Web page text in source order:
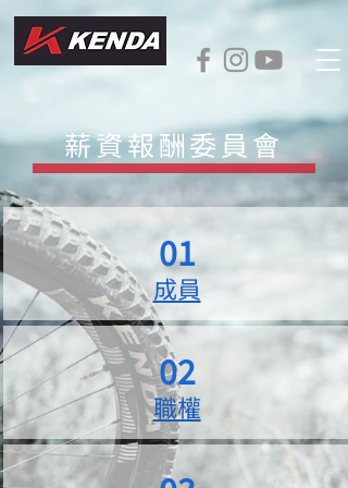
薪資報酬委員會
01
成員
02
職權